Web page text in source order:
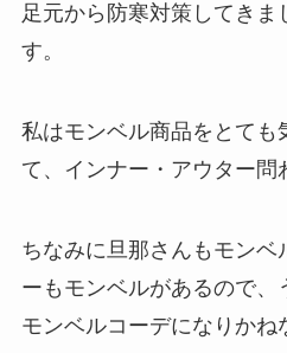
足元から防寒対策してき
す。
私はモンベル商品をとても
て、インナー・アウター問
ちなみに旦那さんもモンベ
ーもモンベルがあるので、
モンベルコーデになりかね